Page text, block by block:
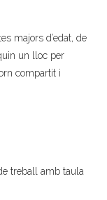
majors d’edat, de
un lloc per
compartit i
treball amb taula